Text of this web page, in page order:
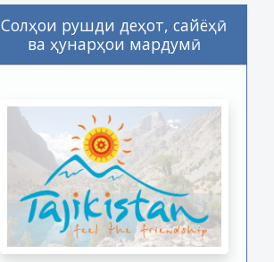
Солҳои рушди деҳот, сайёҳӣ
ва ҳунарҳои мардумӣ